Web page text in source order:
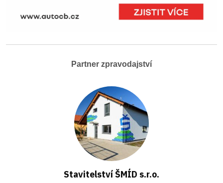
Partner zpravodajství
Stavitelství ŠMÍD s.r.o.